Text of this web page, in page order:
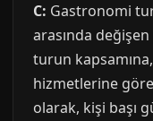
C: Gastronomi
arasında
turun
hizmetlerine
olarak, kişi başı